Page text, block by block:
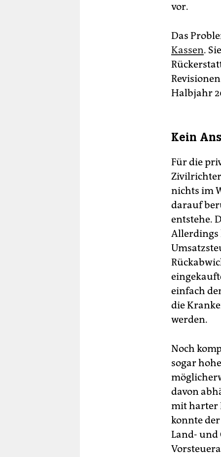
vor.
Das
Kassen.
Halbjahr
Kein
Für die
Zivilrichter
nichts im
darauf
entstehe.
Allerdings
einfach
die
werden.
Noch
sogar
davon
mit harter
konnte
Land- und